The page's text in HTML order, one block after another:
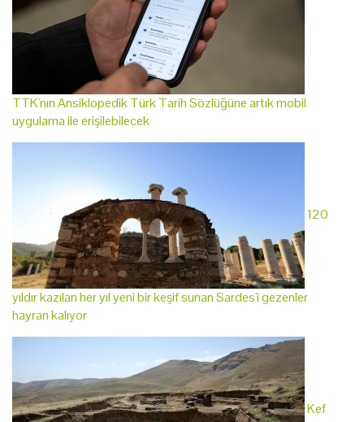
TTK'nın Ansiklopedik Türk Tarih Sözlüğüne artık mobil
uygulama ile erişilebilecek
120
yıldır kazılan her yıl yeni bir keşif sunan Sardes'i gezenler
hayran kalıyor
Kef